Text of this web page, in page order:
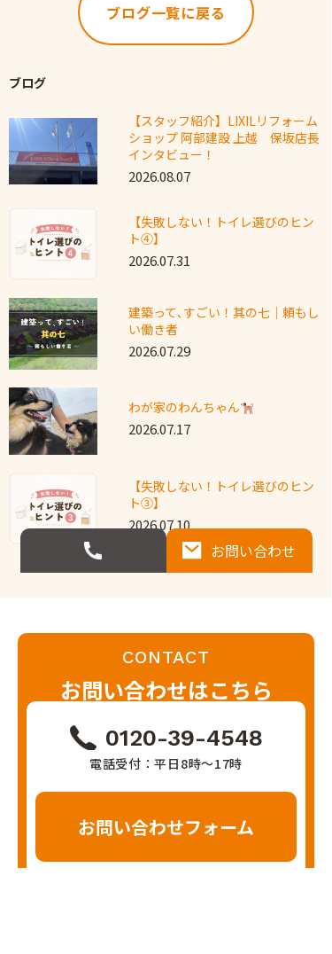
ブログ一覧に戻る
ブログ
【スタッフ紹介】LIXILリフォーム
ショップ 阿部建設 上越 保坂店長
インタビュー！
2026.08.07
【失敗しない！トイレ選びのヒン
ト④】
2026.07.31
建築って､すごい！其の七｜頼もし
い働き者
2026.07.29
わが家のわんちゃん
2026.07.17
【失敗しない！トイレ選びのヒン
ト③】
2026.07.10
CONTACT
お問い合わせはこちら
0120-39-4548
電話受付：平日8時〜17時
お問い合わせフォーム
お問い合わせ